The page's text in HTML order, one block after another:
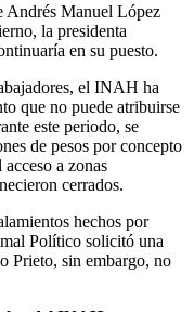
Andrés Manuel López
la presidenta
en su puesto.
el INAH ha
que no puede atribuirse
este periodo, se
de pesos por concepto
a zonas
cerrados.
hechos por
Político solicitó una
Prieto, sin embargo, no